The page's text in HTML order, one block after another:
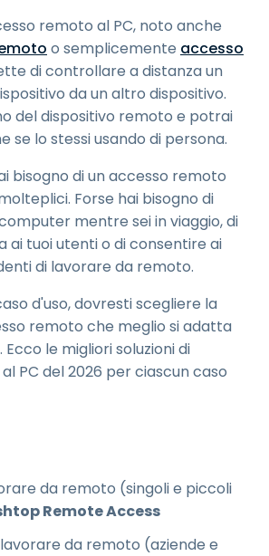
remoto al PC, noto anche
o semplicemente accesso
di controllare a distanza un
da un altro dispositivo.
del dispositivo remoto e potrai
se lo stessi usando di persona.
bisogno di un accesso remoto
Forse hai bisogno di
mentre sei in viaggio, di
ai tuoi utenti o di consentire ai
di lavorare da remoto.
d'uso, dovresti scegliere la
remoto che meglio si adatta
le migliori soluzioni di
PC del 2026 per ciascun caso
da remoto (singoli e piccoli
Remote Access
da remoto (aziende e